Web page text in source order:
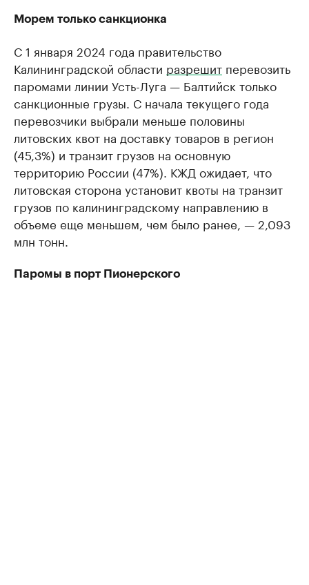
Морем только санкционка
С 1 января 2024 года правительство
Калининградской области разрешит перевозить
паромами линии Усть-Луга — Балтийск только
санкционные грузы. С начала текущего года
перевозчики выбрали меньше половины
литовских квот на доставку товаров в регион
(45,3%) и транзит грузов на основную
территорию России (47%). КЖД ожидает, что
литовская сторона установит квоты на транзит
грузов по калининградскому направлению в
объеме еще меньшем, чем было ранее, — 2,093
млн тонн.
Паромы в порт Пионерского